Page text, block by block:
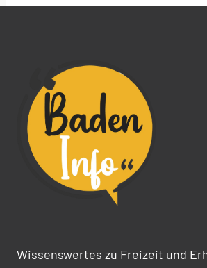
Wissenswertes zu Freizeit und